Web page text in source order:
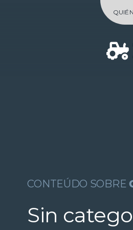
CONTEÚDO SOBRE
Sin